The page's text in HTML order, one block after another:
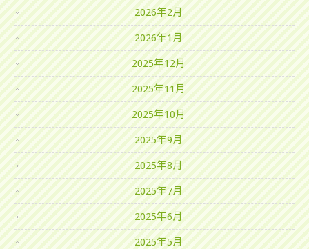
2026年2月
2026年1月
2025年12月
2025年11月
2025年10月
2025年9月
2025年8月
2025年7月
2025年6月
2025年5月